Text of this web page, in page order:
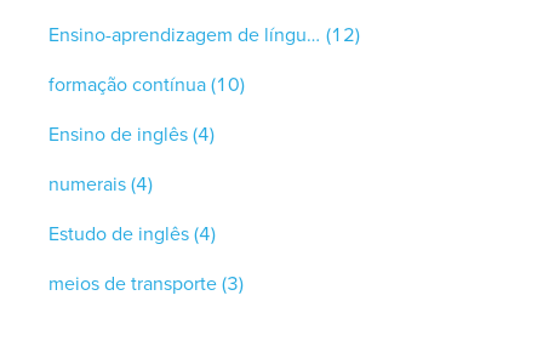
Ensino-aprendizagem de línguas (12)
formação contínua(10)
Ensino de inglês(4)
numerais(4)
Estudo de inglês(4)
meios de transporte(3)